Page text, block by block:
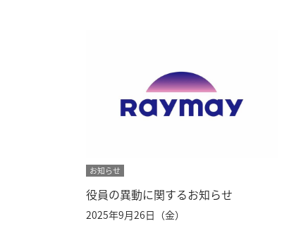
お知らせ
役員の異動に関するお知らせ
2025年9月26日（金）